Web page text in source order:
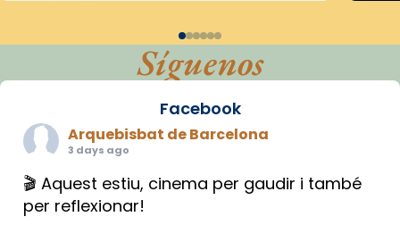
Síguenos
Facebook
Arquebisbat de Barcelona
3 days ago
🎬 Aquest estiu, cinema per gaudir i també
per reflexionar!